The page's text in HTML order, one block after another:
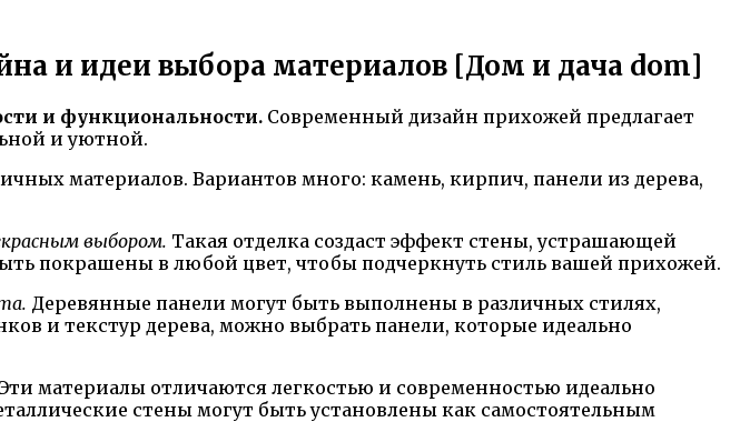
и идеи выбора материалов [Дом и дача dom]
и функциональности. Современный дизайн прихожей предлагает
и уютной.
материалов. Вариантов много: камень, кирпич, панели из дерева,
выбором. Такая отделка создаст эффект стены, устрашающей
покрашены в любой цвет, чтобы подчеркнуть стиль вашей прихожей.
Деревянные панели могут быть выполнены в различных стилях,
и текстур дерева, можно выбрать панели, которые идеально
Эти материалы отличаются легкостью и современностью идеально
стены могут быть установлены как самостоятельным